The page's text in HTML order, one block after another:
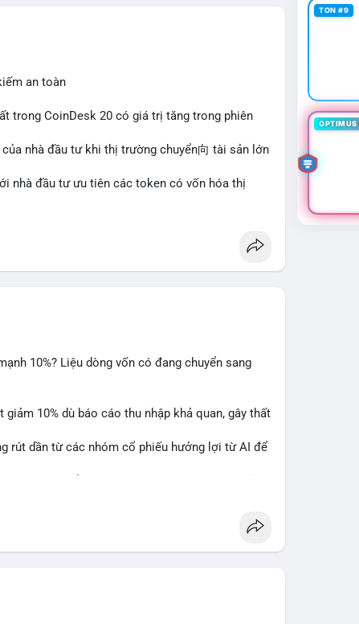
an toàn
trong CoinDesk 20 có giá trị tăng trong phiên
nhà đầu tư khi thị trường chuyển向 tài sản lớn
nhà đầu tư ưu tiên các token có vốn hóa thị
10%? Liệu dòng vốn có đang chuyển sang
10% dù báo cáo thu nhập khả quan, gây thất
rút dần từ các nhóm cổ phiếu hưởng lợi từ AI để
TON #9
OPTIMUS